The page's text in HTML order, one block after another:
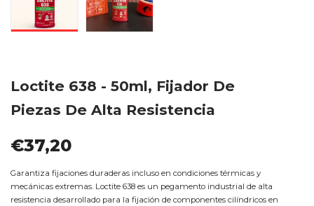
Loctite 638 - 50ml, Fijador De
Piezas De Alta Resistencia
€37,20
Garantiza fijaciones duraderas incluso en condiciones térmicas y
mecánicas extremas. Loctite 638 es un pegamento industrial de alta
resistencia desarrollado para la fijación de componentes cilíndricos en